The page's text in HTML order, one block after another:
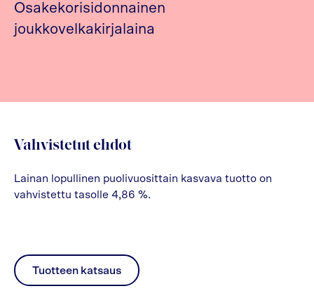
Osakekorisidonnainen
joukkovelkakirjalaina
Vahvistetut ehdot
Lainan lopullinen puolivuosittain kasvava tuotto on
vahvistettu tasolle 4,86 %.
Tuotteen katsaus
pdf